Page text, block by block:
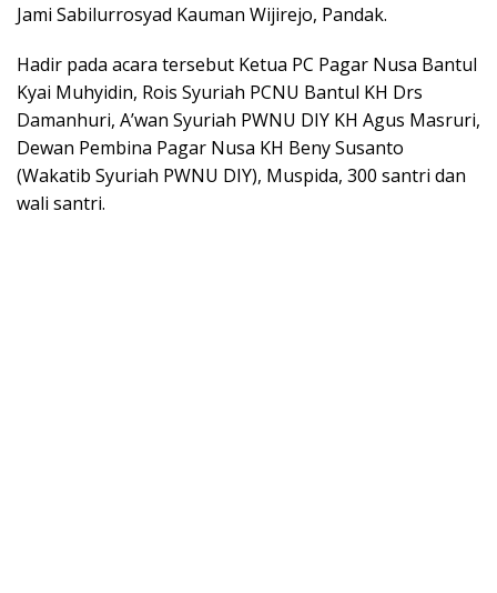
Jami Sabilurrosyad Kauman Wijirejo, Pandak.
Hadir pada acara tersebut Ketua PC Pagar Nusa Bantul
Kyai Muhyidin, Rois Syuriah PCNU Bantul KH Drs
Damanhuri, A’wan Syuriah PWNU DIY KH Agus Masruri,
Dewan Pembina Pagar Nusa KH Beny Susanto
(Wakatib Syuriah PWNU DIY), Muspida, 300 santri dan
wali santri.